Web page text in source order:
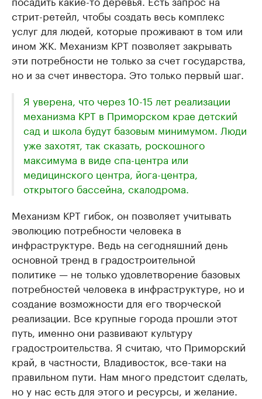
стрит-ретейл, чтобы создать весь комплекс
услуг для людей, которые проживают в том или
ином ЖК. Механизм КРТ позволяет закрывать
эти потребности не только за счет государства,
но и за счет инвестора. Это только первый шаг.
Я уверена, что через 10-15 лет реализации
механизма КРТ в Приморском крае детский
сад и школа будут базовым минимумом. Люди
уже захотят, так сказать, роскошного
максимума в виде спа-центра или
медицинского центра, йога-центра,
открытого бассейна, скалодрома.
Механизм КРТ гибок, он позволяет учитывать
эволюцию потребности человека в
инфраструктуре. Ведь на сегодняшний день
основной тренд в градостроительной
политике — не только удовлетворение базовых
потребностей человека в инфраструктуре, но и
создание возможности для его творческой
реализации. Все крупные города прошли этот
путь, именно они развивают культуру
градостроительства. Я считаю, что Приморский
край, в частности, Владивосток, все-таки на
правильном пути. Нам много предстоит сделать,
но у нас есть для этого и ресурсы, и желание.